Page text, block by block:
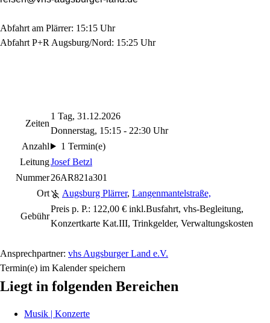
Abfahrt am Plärrer: 15:15 Uhr
Abfahrt P+R Augsburg/Nord: 15:25 Uhr
Zeiten
1 Tag, 31.12.2026
Donnerstag, 15:15 - 22:30 Uhr
Anzahl
1 Termin(e)
LeitungJosef Betzl
Nummer26AR821a301
Ort
Augsburg Plärrer, Langenmantelstraße,
Gebühr
Preis p. P.: 122,00 € inkl.Busfahrt, vhs-Begleitung,
Konzertkarte Kat.III, Trinkgelder, Verwaltungskosten
Ansprechpartner: vhs Augsburger Land e.V.
Termin(e) im Kalender speichern
Liegt in folgenden Bereichen
Musik | Konzerte